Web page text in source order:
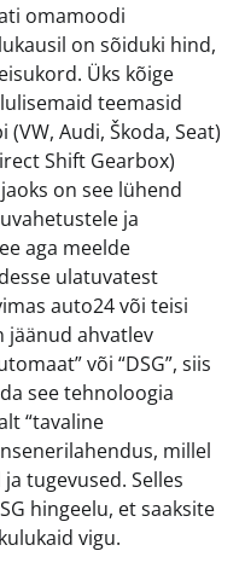
omamoodi
on sõiduki hind,
Üks kõige
teemasid
Audi, Škoda, Seat)
Shift Gearbox)
on see lühend
ja
aga meelde
ulatuvatest
auto24 või teisi
jäänud ahvatlev
või “DSG”, siis
see tehnoloogia
“tavaline
millel
tugevused. Selles
hingeelu, et saaksite
vigu.